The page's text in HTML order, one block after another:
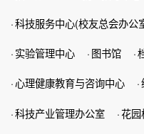
·科技服务中心(校友总会办公
· 实验管理中心 · 图书馆 ·
·心理健康教育与咨询中心 ·
·科技产业管理办公室 ·花园